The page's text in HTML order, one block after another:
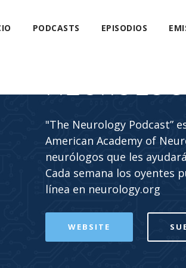
PODCASTS EPISODIOS
"The Neurology Podcast”
American Academy of
neurólogos que les
Cada semana los oyentes
línea en neurology.org
WEBSITE